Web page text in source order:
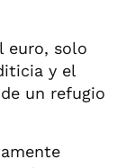
euro, solo
y el
un refugio